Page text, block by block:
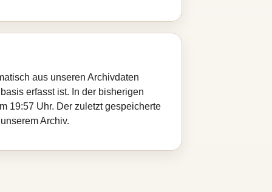
aus unseren Archivdaten
erfasst ist. In der bisherigen
19:57 Uhr. Der zuletzt gespeicherte
Archiv.